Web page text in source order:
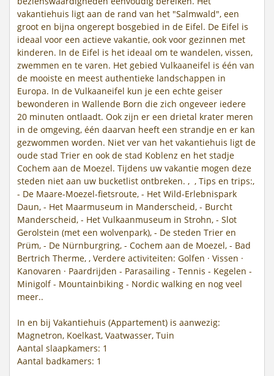
vakantiehuis ligt aan de rand van het "Salmwald", een
groot en bijna ongerept bosgebied in de Eifel. De Eifel is
ideaal voor een actieve vakantie, ook voor gezinnen met
kinderen. In de Eifel is het ideaal om te wandelen, vissen,
zwemmen en te varen. Het gebied Vulkaaneifel is één van
de mooiste en meest authentieke landschappen in
Europa. In de Vulkaaneifel kun je een echte geiser
bewonderen in Wallende Born die zich ongeveer iedere
20 minuten ontlaadt. Ook zijn er een drietal krater meren
in de omgeving, één daarvan heeft een strandje en er kan
gezwommen worden. Niet ver van het vakantiehuis ligt de
oude stad Trier en ook de stad Koblenz en het stadje
Cochem aan de Moezel. Tijdens uw vakantie mogen deze
steden niet aan uw bucketlist ontbreken. , , Tips en trips:,
- De Maare-Moezel-fietsroute, - Het Wild-Erlebnispark
Daun, - Het Maarmuseum in Manderscheid, - Burcht
Manderscheid, - Het Vulkaanmuseum in Strohn, - Slot
Gerolstein (met een wolvenpark), - De steden Trier en
Prüm, - De Nürnburgring, - Cochem aan de Moezel, - Bad
Bertrich Therme, , Verdere activiteiten: Golfen · Vissen ·
Kanovaren · Paardrijden - Parasailing - Tennis - Kegelen -
Minigolf - Mountainbiking - Nordic walking en nog veel
meer..
In en bij Vakantiehuis (Appartement) is aanwezig:
Magnetron, Koelkast, Vaatwasser, Tuin
Aantal slaapkamers: 1
Aantal badkamers: 1